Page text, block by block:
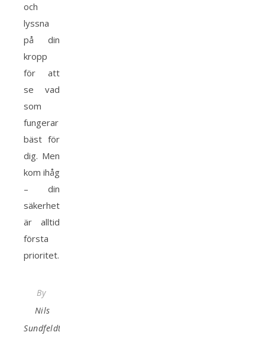
och
lyssna
på din
kropp
för att
se vad
som
fungerar
bäst för
dig. Men
kom ihåg
– din
säkerhet
är alltid
första
prioritet.
By
Nils
Sundfeldt